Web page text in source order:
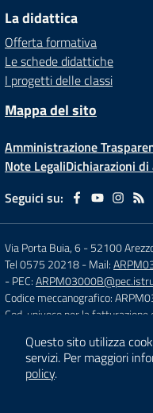
La didattica
Offerta formativa
Le schede didattiche
I progetti delle classi
Mappa del sito
Amministrazione
Note LegaliDichiarazioni
Seguici su:
Via Porta Buia, 6-52100
Tel 0575 20218- Mail:
- PEC:
Codice meccanografico:
Cod. univoco per la fatturazione
Questo sito utilizza
servizi. Per maggiori
policy.